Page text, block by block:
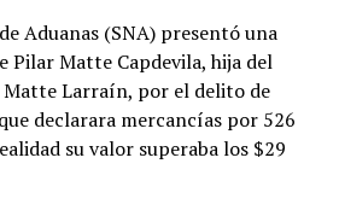
Aduanas (SNA) presentó una
Pilar Matte Capdevila, hija del
Larraín, por el delito de
declarara mercancías por 526
su valor superaba los $29